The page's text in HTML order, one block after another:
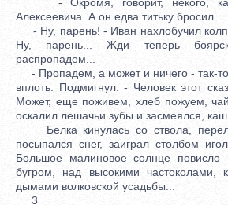
Алексеевича. А он едва титьку бросил...
- Ну, парень! - Иван нахлобучил
Ну, парень... Жди теперь
распропадем...
- Пропадем, а может и ничего - так-
вплоть. Подмигнул. - Человек этот
Может, еще поживем, хлеб пожуем,
оскалил лешачьи зубы и засмеялся,
Белка кинулась со ствола,
посыпался снег, заиграл столбом
Большое малиновое солнце повисло
бугром, над высокими частоколами,
дымами волковской усадьбы...
3